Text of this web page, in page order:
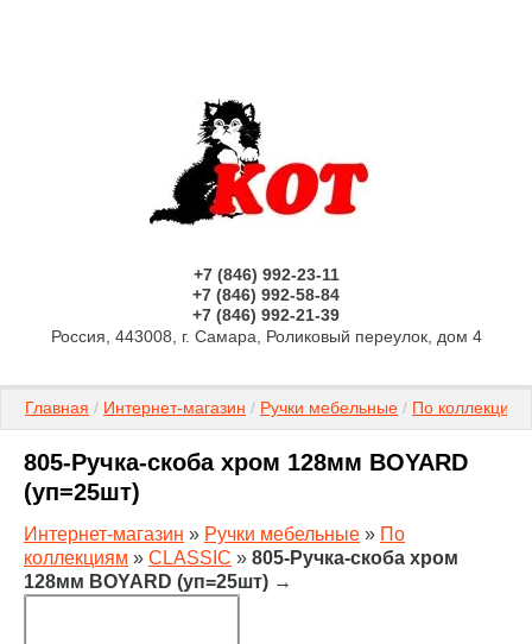
+7 (846) 992-23-11
+7 (846) 992-58-84
+7 (846) 992-21-39
Россия, 443008, г. Самара, Роликовый переулок, дом 4
Главная / Интернет-магазин / Ручки мебельные / По коллекциям
805-Ручка-скоба хром 128мм BOYARD
(уп=25шт)
Интернет-магазин » Ручки мебельные » По
коллекциям » CLASSIC » 805-Ручка-скоба хром
128мм BOYARD (уп=25шт) →